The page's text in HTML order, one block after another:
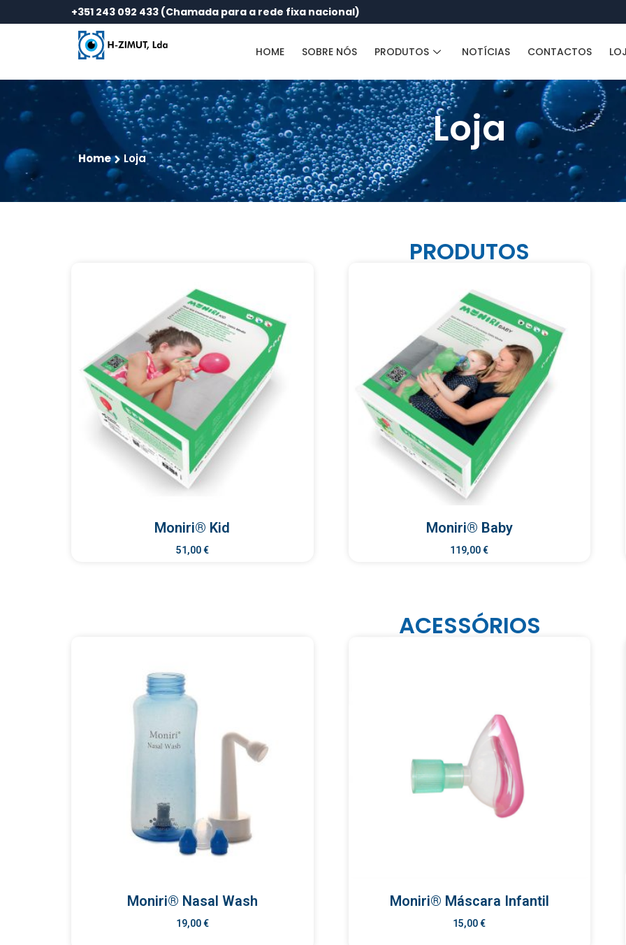
+351 243 092 433 (Chamada para a rede fixa nacional)
HOME SOBRE NÓS PRODUTOS NOTÍCIAS CONTACTOS
Loja
Home Loja
PRODUTOS
Moniri® Kid
51,00€
Moniri® Baby
119,00€
ACESSÓRIOS
Moniri® Nasal Wash
19,00€
Moniri® Máscara Infantil
15,00€